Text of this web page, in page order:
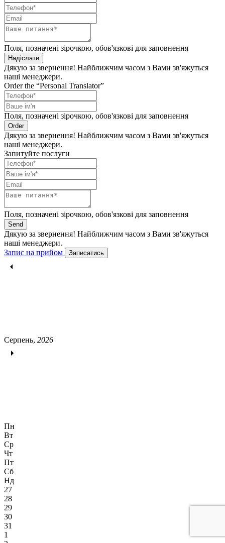
Поля, позначені зірочкою, обов'язкові для заповнення
Надіслати
Дякую за звернення! Найближчим часом з Вами зв'яжуться
наші менеджери.
Order the “Personal Translator”
Поля, позначені зірочкою, обов'язкові для заповнення
Order
Дякую за звернення! Найближчим часом з Вами зв'яжуться
наші менеджери.
Запитуйте послуги
Поля, позначені зірочкою, обов'язкові для заповнення
Send
Дякую за звернення! Найближчим часом з Вами зв'яжуться
наші менеджери.
Запис на прийом
Записатись
Серпень, 2026
Пн
Вт
Ср
Чт
Пт
Сб
Нд
27
28
29
30
31
1